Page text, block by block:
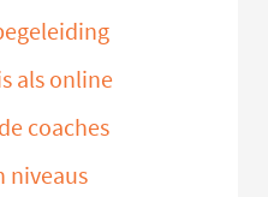
als online
coaches
niveaus